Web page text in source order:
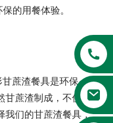
的用餐体验。
蔗渣餐具是环保、耐
甘蔗渣制成，不仅环
我们的甘蔗渣餐具，